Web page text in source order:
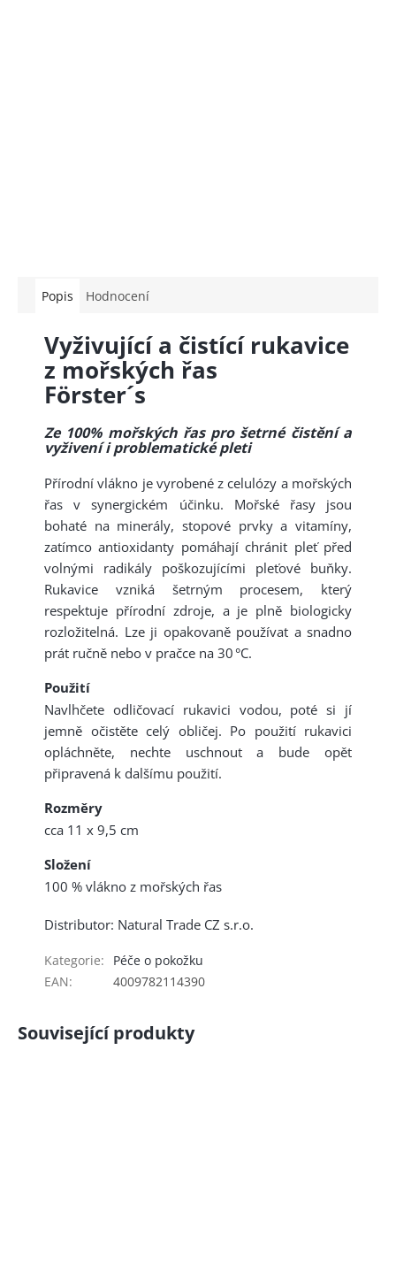
Popis Hodnocení
Vyživující a čistící rukavice
z mořských řas
Förster´s
Ze 100% mořských řas pro šetrné čistění a
vyživení i problematické pleti
Přírodní vlákno je vyrobené z celulózy a mořských
řas v synergickém účinku. Mořské řasy jsou
bohaté na minerály, stopové prvky a vitamíny,
zatímco antioxidanty pomáhají chránit pleť před
volnými radikály poškozujícími pleťové buňky.
Rukavice vzniká šetrným procesem, který
respektuje přírodní zdroje, a je plně biologicky
rozložitelná. Lze ji opakovaně používat a snadno
prát ručně nebo v pračce na 30 °C.
Použití
Navlhčete odličovací rukavici vodou, poté si jí
jemně očistěte celý obličej. Po použití rukavici
opláchněte, nechte uschnout a bude opět
připravená k dalšímu použití.
Rozměry
cca 11 x 9,5 cm
Složení
100 % vlákno z mořských řas
Distributor: Natural Trade CZ s.r.o.
Kategorie:
Péče o pokožku
EAN: 4009782114390
Související produkty